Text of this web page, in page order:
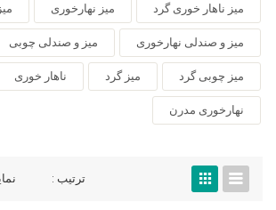
میز ناهار خوری گرد میز نهارخوری
میز و صندلی نهارخوری میز و صندلی چوبی
میز چوبی گرد میز گرد ناهار خوری
نهارخوری مدرن
نمایش ترتیب :